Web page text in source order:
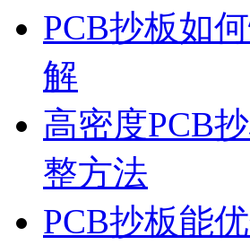
PCB抄板如
解
高密度PCB
整方法
PCB抄板能